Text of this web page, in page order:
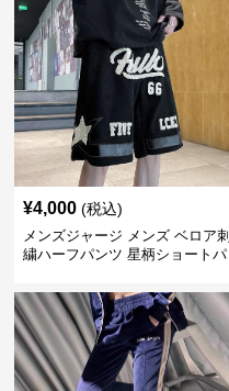
¥4,000 (税込)
メンズジャージ メンズ ベロア刺
繍ハーフパンツ 星柄ショートパ